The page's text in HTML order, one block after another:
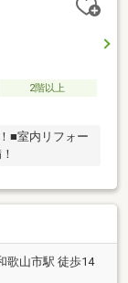
2階以上
■室内リフォー
歌山市駅 徒歩14